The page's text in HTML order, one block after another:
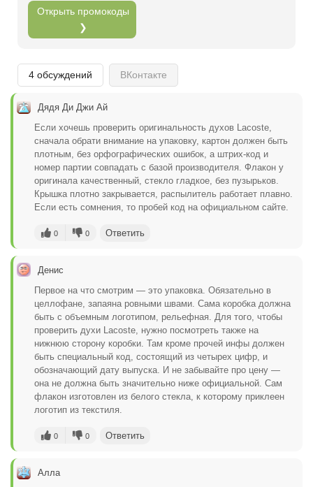
Открыть промокоды
❯
4 обсуждений ВКонтакте
Дядя Ди Джи Ай
Если хочешь проверить оригинальность духов Lacoste,
сначала обрати внимание на упаковку, картон должен быть
плотным, без орфографических ошибок, а штрих-код и
номер партии совпадать с базой производителя. Флакон у
оригинала качественный, стекло гладкое, без пузырьков.
Крышка плотно закрывается, распылитель работает плавно.
Если есть сомнения, то пробей код на официальном сайте.
0 0 Ответить
Денис
Первое на что смотрим — это упаковка. Обязательно в
целлофане, запаяна ровными швами. Сама коробка должна
быть с объемным логотипом, рельефная. Для того, чтобы
проверить духи Lacoste, нужно посмотреть также на
нижнюю сторону коробки. Там кроме прочей инфы должен
быть специальный код, состоящий из четырех цифр, и
обозначающий дату выпуска. И не забывайте про цену —
она не должна быть значительно ниже официальной. Сам
флакон изготовлен из белого стекла, к которому приклеен
логотип из текстиля.
0 0 Ответить
Алла
от 1000 рублей за одно видел.
Открыть полностью
Можешь предложить свои промокоды для публикации.
Открыть полностью